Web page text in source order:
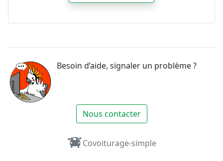
Besoin d’aide, signaler un problème ?
Nous contacter
Covoiturage-simple